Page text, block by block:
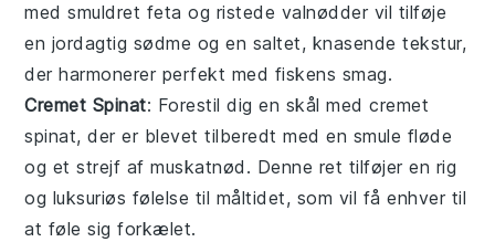
med smuldret feta og ristede valnødder vil tilføje
en jordagtig sødme og en saltet, knasende tekstur,
der harmonerer perfekt med fiskens smag.
Cremet Spinat: Forestil dig en skål medcremet
spinat, der er blevet tilberedt med en smule fløde
og et strejf afmuskatnød . Denne ret tilføjer en rig
og luksuriøs følelse til måltidet, som vil få enhver til
at føle sig forkælet.